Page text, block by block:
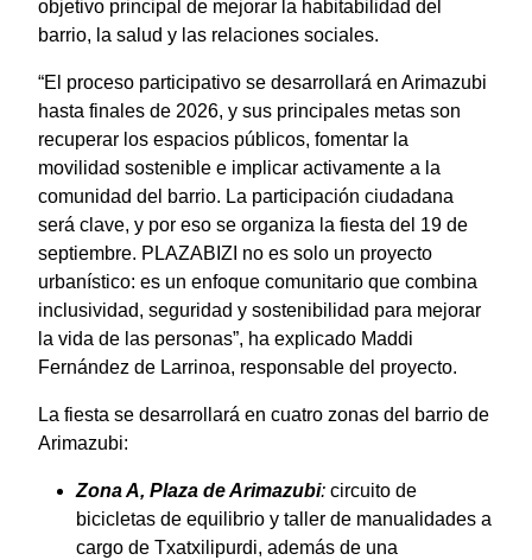
objetivo principal de mejorar la habitabilidad del
barrio, la salud y las relaciones sociales.
“El proceso participativo se desarrollará en Arimazubi
hasta finales de 2026, y sus principales metas son
recuperar los espacios públicos, fomentar la
movilidad sostenible e implicar activamente a la
comunidad del barrio. La participación ciudadana
será clave, y por eso se organiza la fiesta del 19 de
septiembre. PLAZABIZI no es solo un proyecto
urbanístico: es un enfoque comunitario que combina
inclusividad, seguridad y sostenibilidad para mejorar
la vida de las personas”, ha explicado Maddi
Fernández de Larrinoa, responsable del proyecto.
La fiesta se desarrollará en cuatro zonas del barrio de
Arimazubi:
Zona A, Plaza de Arimazubi: circuito de
bicicletas de equilibrio y taller de manualidades a
cargo de Txatxilipurdi, además de una